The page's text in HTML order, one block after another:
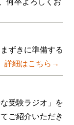
ずきに準備する
詳細はこちら→
受験ラジオ」を
ご紹介いただき